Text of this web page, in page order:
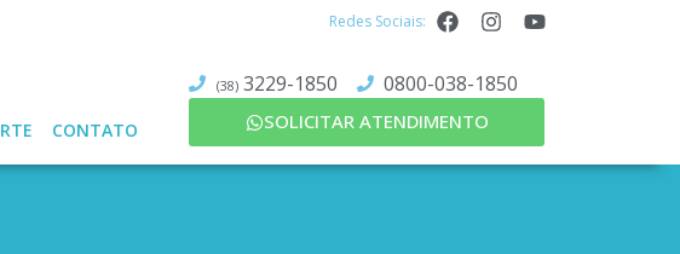
Redes Sociais:
CONTATO
(38)3229-1850 0800-038-1850
SOLICITAR ATENDIMENTO